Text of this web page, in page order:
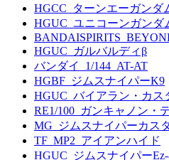
HGCC_ターンエーガンダ
HGUC_ユニコーンガンダ
HGUC_ガルバルディβ
バンダイ_1/144_AT-AT
HGBF_ジムスナイパーK9
HGUC_バイアラン・カス
RE1/100_ガンキャノン・
MG_ジムスナイパーカス
TF_MP2_アイアンハイド
HGUC_ジムスナイパー